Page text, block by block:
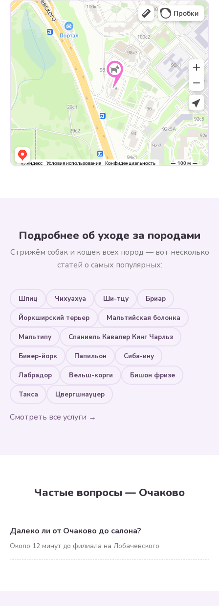
Подробнее об уходе за породами
Стрижём собак и кошек всех пород — вот несколько
статей о самых популярных:
Шпиц Чихуахуа Ши-тцу Бриар
Йоркширский терьер Мальтийская болонка
Мальтипу Спаниель Кавалер Кинг Чарльз
Бивер-йорк Папильон Сиба-ину
Лабрадор Вельш-корги Бишон фризе
Такса Цвергшнауцер
Смотреть все услуги →
Частые вопросы — Очаково
Далеко ли от Очаково до салона?
Около 12 минут до филиала на Лобачевского.